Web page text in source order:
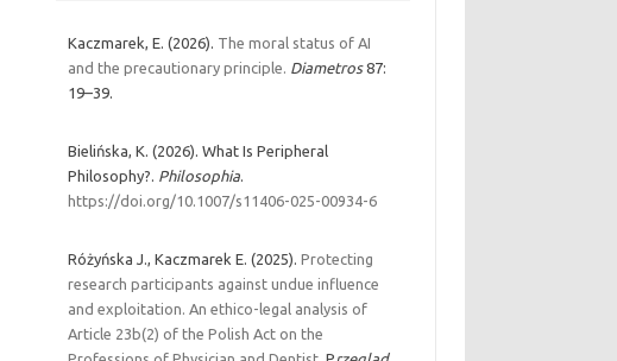
Kaczmarek, E. (2026). The moral status of AI
and the precautionary principle. Diametros87:
19–39.
Bielińska, K. (2026). What Is Peripheral
Philosophy?. Philosophia.
https://doi.org/10.1007/s11406-025-00934-6
Różyńska J., Kaczmarek E. (2025).Protecting
research participants against undue influence
and exploitation. An ethico-legal analysis of
Article 23b(2) of the Polish Act on the